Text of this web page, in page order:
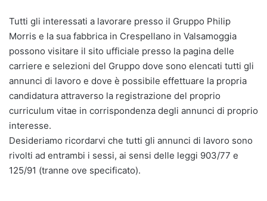
Tutti gli interessati a lavorare presso il Gruppo Philip
Morris e la sua fabbrica in Crespellano in Valsamoggia
possono visitare il sito ufficiale presso la pagina delle
carriere e selezioni del Gruppo dove sono elencati tutti gli
annunci di lavoro e dove è possibile effettuare la propria
candidatura attraverso la registrazione del proprio
curriculum vitae in corrispondenza degli annunci di proprio
interesse.
Desideriamo ricordarvi che tutti gli annunci di lavoro sono
rivolti ad entrambi i sessi, ai sensi delle leggi 903/77 e
125/91 (tranne ove specificato).